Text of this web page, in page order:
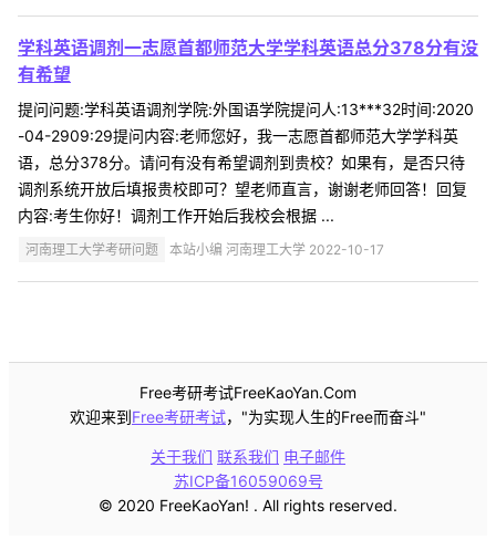
学科英语调剂一志愿首都师范大学学科英语总分378分有没
有希望
提问问题:学科英语调剂学院:外国语学院提问人:13***32时间:2020
-04-2909:29提问内容:老师您好，我一志愿首都师范大学学科英
语，总分378分。请问有没有希望调剂到贵校？如果有，是否只待
调剂系统开放后填报贵校即可？望老师直言，谢谢老师回答！回复
内容:考生你好！调剂工作开始后我校会根据 ...
河南理工大学考研问题 本站小编 河南理工大学 2022-10-17
Free考研考试FreeKaoYan.Com
欢迎来到Free考研考试，"为实现人生的Free而奋斗"
关于我们 联系我们 电子邮件
苏ICP备16059069号
© 2020 FreeKaoYan! . All rights reserved.